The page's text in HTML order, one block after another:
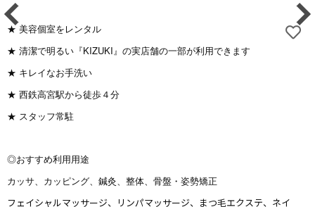
★ 美容個室をレンタル
★ 清潔で明るい『KIZUKI』の実店舗の一部が利用できます
★ キレイなお手洗い
★ 西鉄高宮駅から徒歩４分
★ スタッフ常駐
◎おすすめ利用用途
カッサ、カッピング、鍼灸、整体、骨盤・姿勢矯正
フェイシャルマッサージ、リンパマッサージ、まつ毛エクステ、ネイ